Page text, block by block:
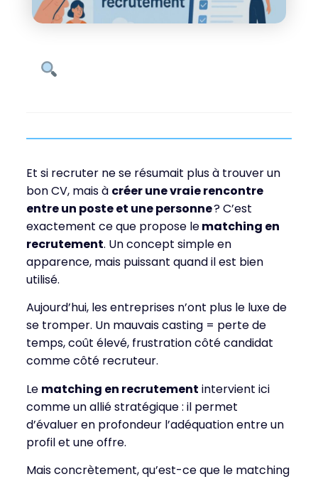
Et si recruter ne se résumait plus à trouver un
bon CV, mais à créer une vraie rencontre
entre un poste et une personne? C’est
exactement ce que propose lematching en
recrutement. Un concept simple en
apparence, mais puissant quand il est bien
utilisé.
Aujourd’hui, les entreprises n’ont plus le luxe de
se tromper. Un mauvais casting = perte de
temps, coût élevé, frustration côté candidat
comme côté recruteur.
Le matching en recrutement intervient ici
comme un allié stratégique : il permet
d’évaluer en profondeur l’adéquation entre un
profil et une offre.
Mais concrètement, qu’est-ce que le matching